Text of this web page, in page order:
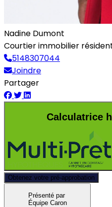
Nadine Dumont
Courtier immobilier
5148307044
Joindre
Partager
Calculatrice
Obtenez votre pré-approbation
Présenté par
Équipe Caron